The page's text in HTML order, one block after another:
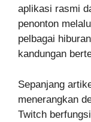
aplikasi rasmi
penonton
pelbagai
kandungan
Sepanjang
menerangkan
Twitch